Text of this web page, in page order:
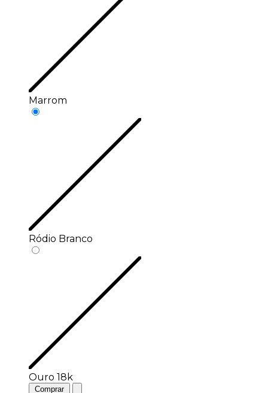
Marrom
Ródio Branco
Ouro 18k
Comprar